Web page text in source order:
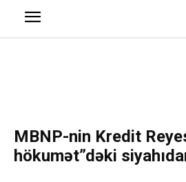
MBNP-nin Kredit
hökumət”dəki